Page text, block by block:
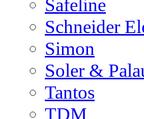
Safeline
Schneider
Simon
Soler &
Tantos
TDM